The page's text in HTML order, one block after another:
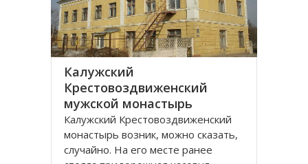
Калужский
Крестовоздвиженский
мужской монастырь
Калужский Крестовоздвиженский
монастырь возник, можно сказать,
случайно. На его месте ранее